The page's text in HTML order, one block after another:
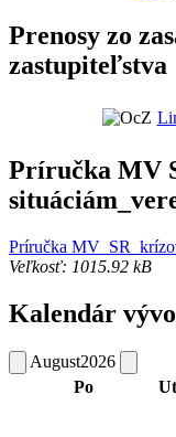
Prenosy zo
zastupiteľstva
Príručka MV
Príručka
Veľkosť: 1015.92 kB
Kalendár
August2026
Po
Ut